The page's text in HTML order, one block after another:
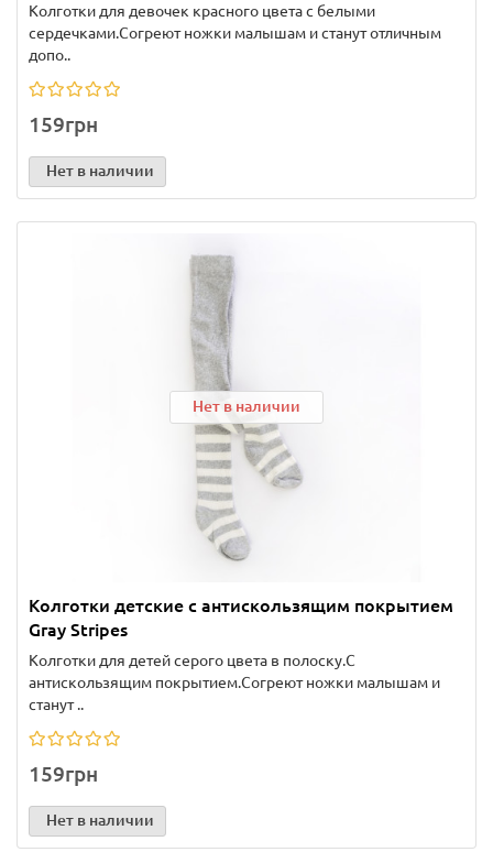
Колготки для девочек красного цвета с белыми
сердечками.Согреют ножки малышам и станут отличным
допо..
159грн
Нет в наличии
Нет в наличии
Колготки детские с антискользящим покрытием
Gray Stripes
Колготки для детей серого цвета в полоску.С
антискользящим покрытием.Согреют ножки малышам и
станут ..
159грн
Нет в наличии